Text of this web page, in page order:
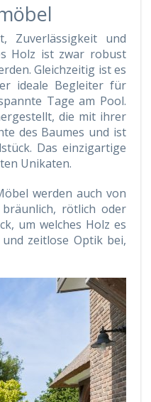
Zuverlässigkeit und
Holz ist zwar robust
Gleichzeitig ist es
ideale Begleiter für
Tage am Pool.
die mit ihrer
des Baumes und ist
Das einzigartige
Unikaten.
werden auch von
rötlich oder
um welches Holz es
zeitlose Optik bei,